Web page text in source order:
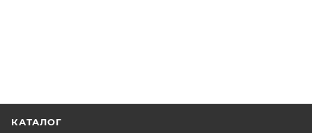
КАТАЛОГ